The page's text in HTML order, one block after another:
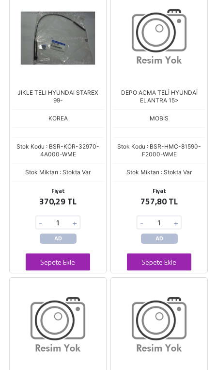
JIKLE TELI HYUNDAI STAREX
99-
KOREA
Stok Kodu : BSR-KOR-32970-
4A000-WME
Stok Miktarı : Stokta Var
Fiyat
370,29 TL
- +
AD
Sepete Ekle
DEPO ACMA TELİ HYUNDAİ
ELANTRA 15>
MOBIS
Stok Kodu : BSR-HMC-81590-
F2000-WME
Stok Miktarı : Stokta Var
Fiyat
757,80 TL
- +
AD
Sepete Ekle